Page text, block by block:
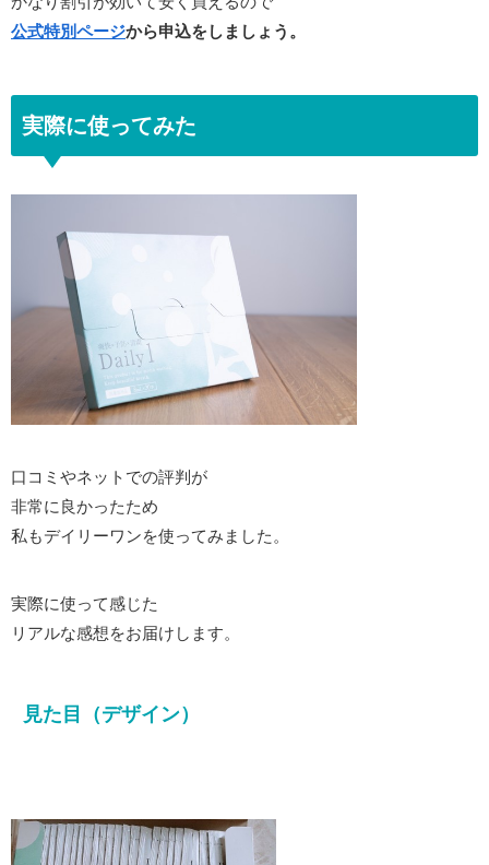
公式特別ページから申込をしましょう。
実際に使ってみた
口コミやネットでの評判が
非常に良かったため
私もデイリーワンを使ってみました。
実際に使って感じた
リアルな感想をお届けします。
見た目（デザイン）